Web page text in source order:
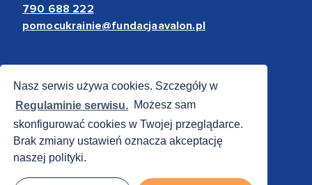
Nasz serwis używa cookies. Szczegóły w
Regulaminie serwisu. Możesz sam
skonfigurować cookies w Twojej przeglądarce.
Brak zmiany ustawień oznacza akceptację
naszej polityki.
790 688 222
pomocukrainie@fundacjaavalon.pl
Bezpieczne płatności